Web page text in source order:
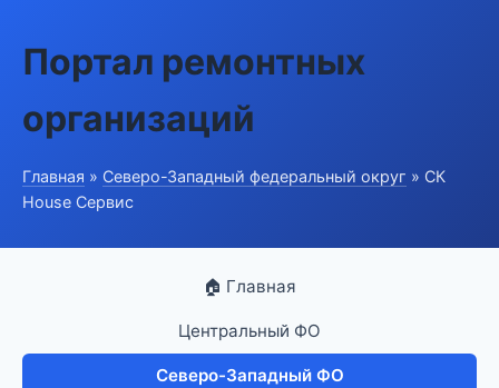
Портал ремонтных
организаций
Главная » Северо-Западный федеральный округ » СК
House Сервис
🏠 Главная
Центральный ФО
Северо-Западный ФО